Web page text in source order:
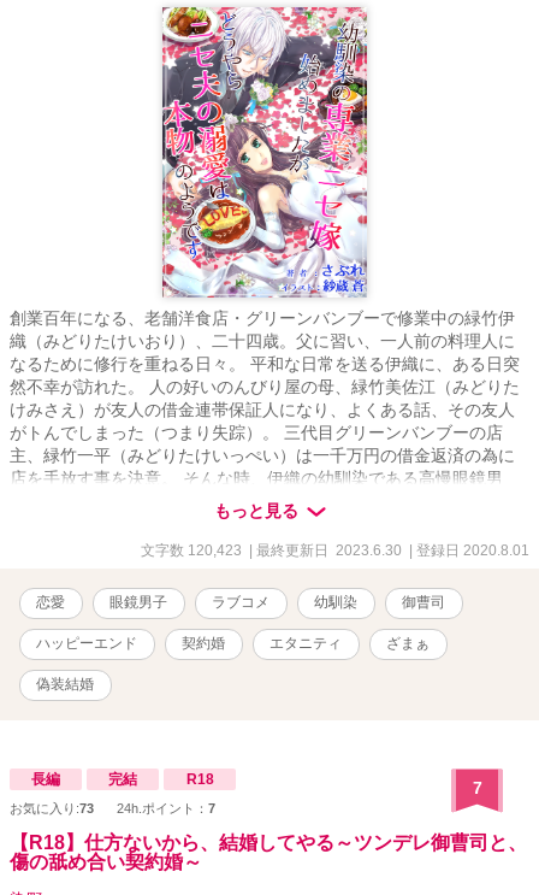
創業百年になる、老舗洋食店・グリーンバンブーで修業中の緑竹伊
織（みどりたけいおり）、二十四歳。父に習い、一人前の料理人に
なるために修行を重ねる日々。 平和な日常を送る伊織に、ある日突
然不幸が訪れた。 人の好いのんびり屋の母、緑竹美佐江（みどりた
けみさえ）が友人の借金連帯保証人になり、よくある話、その友人
がトんでしまった（つまり失踪）。 三代目グリーンバンブーの店
主、緑竹一平（みどりたけいっぺい）は一千万円の借金返済の為に
店を手放す事を決意。 そんな時、伊織の幼馴染である高慢眼鏡男
――三成一矢（みつなりいちや）が現れた。 「私が助けてやっても
いいぞ」 相変わらず偉そうな男！ 「ただし、条件がある」 幼馴染の
一矢は、上流階級のお坊ちゃま。本家（実家）が裕福なのは勿論の
への露出もあり、結婚したい男ランキングは有名人と肩を並べるほ
どで、今や飛ぶ鳥を落とす勢いの大成功者で時のスター。 「伊織、
私の専用になれ」 専用って何よ？ 「――つまり、嫁になれという事
だ。私と結婚すればいい。お前の借金は、私が肩代わりしてやる」
よ、嫁!? 結婚!? 話が急すぎて、ついて行けない！ 「安心しろ。
結婚と言っても、偽装だ。ぎ・そ・う。どうしようもなくモテる私
ないか。どうだ？ ナイスアイディアだろう。流石私だ」 ドヤ顔で
言われた。ふっ、ふざけるなあっ！ 「大丈夫だ。調査によればこれ
は今流行りの契約婚というやつで、何も問題は無い」 知らなかっ
た！ 契約婚って流行っているの!? なんだかんだと一矢に上手く言
いくるめられた上に両親の大賛成も手伝い、背に腹は代えられず彼
の申し出を受ける伊織。 しかし、ひとつ問題があった。 それは彼が
もっと見る
文字数 120,423 | 最終更新日 2023.6.30 | 登録日 2020.8.01
恋愛 眼鏡男子 ラブコメ 幼馴染 御曹司
ハッピーエンド 契約婚 エタニティ ざまぁ
偽装結婚
長編 完結 R18
お気に入り:73 24h.ポイント： 7
7
【R18】仕方ないから、結婚してやる～ツンデレ御曹司と、
傷の舐め合い契約婚～